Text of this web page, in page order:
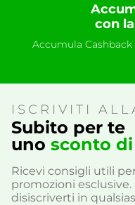
con
Accumula
ISCRIVITI
Subito per te
uno sconto
Ricevi consigli utili
promozioni
disiscriverti in